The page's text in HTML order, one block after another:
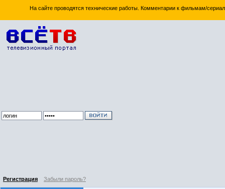
На сайте проводятся технические работы. Комментарии к фильмам/
Регистрация Забыли пароль?